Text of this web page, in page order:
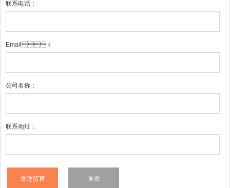
联系电话：
Email：
公司名称：
联系地址：